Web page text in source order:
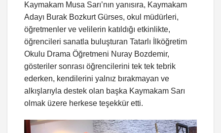
Kaymakam Musa Sarı’nın yanısıra, Kaymakam
Adayı Burak Bozkurt Gürses, okul müdürleri,
öğretmenler ve velilerin katıldığı etkinlikte,
öğrencileri sanatla buluşturan Tatarlı İlköğretim
Okulu Drama Öğretmeni Nuray Bozdemir,
gösteriler sonrası öğrencilerini tek tek tebrik
ederken, kendilerini yalnız bırakmayan ve
alkışlarıyla destek olan başka Kaymakam Sarı
olmak üzere herkese teşekkür etti.